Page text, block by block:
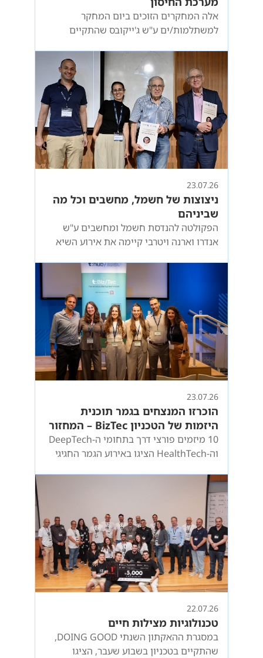
אלה המחקרים הזוכים ביום המחקר
למשתלמות/ים ע"ש ג'ייקובס שהתקיים
סטודנטיות וסטודנטים לתארים מתקדמים
מהפקולטות והיחידות האקדמיות השונות
23.07.26
ניצוצות של חשמל, מחשבים וכל מה
שביניהם
הפקולטה להנדסת חשמל ומחשבים ע"ש
אנדרו וארנה ויטרבי קיימה את אירוע השיא
הגמר המצטיינים של סטודנטים לתואר ראשון
23.07.26
הוכרזו המנצחים בגמר תוכנית
היזמות של הטכניון BizTec – המחזור
ה-22!
10 מיזמים פורצי דרך בתחומי ה-DeepTech
וה-HealthTech הציגו באירוע הגמר החגיגי
קרדיווסקולריים.
22.07.26
טכנולוגיות מצילות חיים
במסגרת ההאקתון השנתי DOING GOOD,
שהתקיים בטכניון בשבוע שעבר, הציגו